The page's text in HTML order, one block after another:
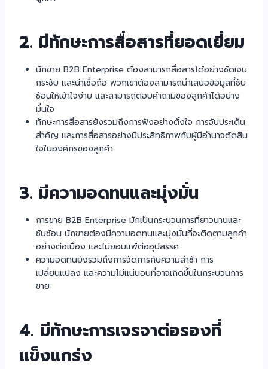
2. มีทักษะการสื่อสารที่ยอดเยี่ยม
นักขาย B2B Enterprise ต้องสามารถสื่อสารได้อย่างชัดเจน
กระชับ และน่าเชื่อถือ พวกเขาต้องสามารถนำเสนอข้อมูลที่ซับ
ซ้อนให้เข้าใจง่าย และสามารถตอบคำถามของลูกค้าได้อย่าง
มั่นใจ
ทักษะการสื่อสารยังรวมถึงการฟังอย่างตั้งใจ การจับประเด็น
สำคัญ และการสื่อสารอย่างมีประสิทธิภาพกับผู้มีอำนาจตัดสิน
ใจในองค์กรของลูกค้า
3. มีความอดทนและมุ่งมั่น
การขาย B2B Enterprise มักเป็นกระบวนการที่ยาวนานและ
ซับซ้อน นักขายต้องมีความอดทนและมุ่งมั่นที่จะติดตามลูกค้า
อย่างต่อเนื่อง และไม่ยอมแพ้ต่ออุปสรรค
ความอดทนยังรวมถึงการจัดการกับความล่าช้า การ
เปลี่ยนแปลง และความไม่แน่นอนที่อาจเกิดขึ้นในกระบวนการ
ขาย
4. มีทักษะการเจรจาต่อรองที่
แข็งแกร่ง